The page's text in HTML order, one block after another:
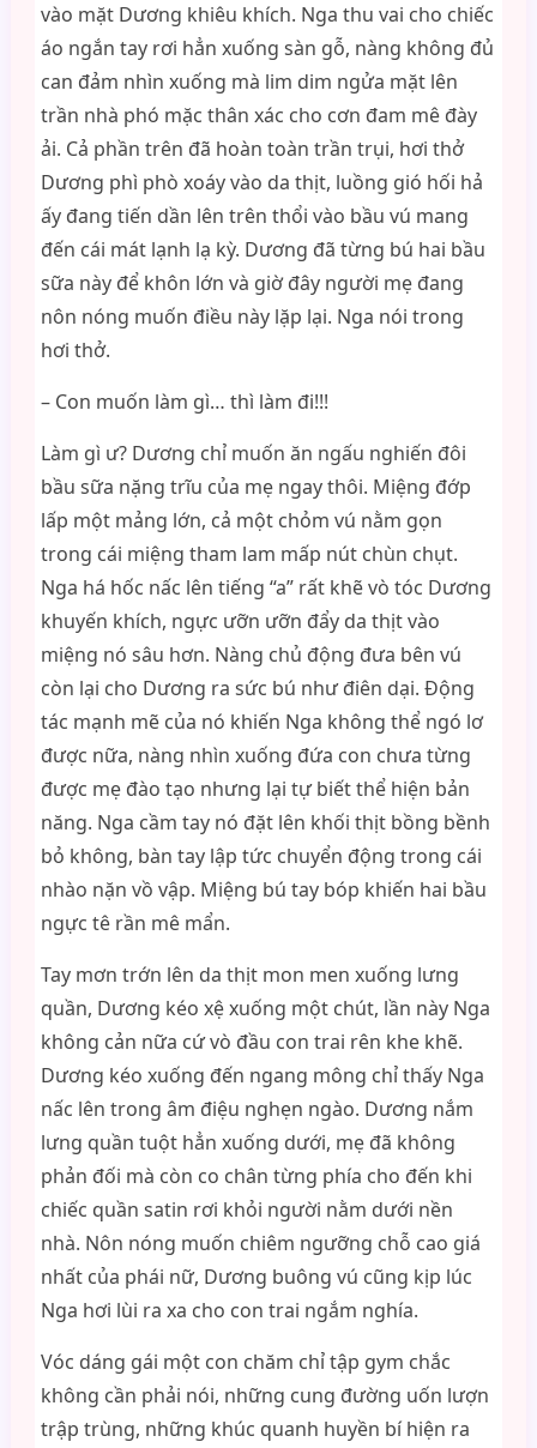
vào mặt Dương khiêu khích. Nga thu vai cho chiếc
áo ngắn tay rơi hẳn xuống sàn gỗ, nàng không đủ
can đảm nhìn xuống mà lim dim ngửa mặt lên
trần nhà phó mặc thân xác cho cơn đam mê đày
ải. Cả phần trên đã hoàn toàn trần trụi, hơi thở
Dương phì phò xoáy vào da thịt, luồng gió hối hả
ấy đang tiến dần lên trên thổi vào bầu vú mang
đến cái mát lạnh lạ kỳ. Dương đã từng bú hai bầu
sữa này để khôn lớn và giờ đây người mẹ đang
nôn nóng muốn điều này lặp lại. Nga nói trong
hơi thở.
– Con muốn làm gì… thì làm đi!!!
Làm gì ư? Dương chỉ muốn ăn ngấu nghiến đôi
bầu sữa nặng trĩu của mẹ ngay thôi. Miệng đớp
lấp một mảng lớn, cả một chỏm vú nằm gọn
trong cái miệng tham lam mấp nút chùn chụt.
Nga há hốc nấc lên tiếng “a” rất khẽ vò tóc Dương
khuyến khích, ngực ưỡn ưỡn đẩy da thịt vào
miệng nó sâu hơn. Nàng chủ động đưa bên vú
còn lại cho Dương ra sức bú như điên dại. Động
tác mạnh mẽ của nó khiến Nga không thể ngó lơ
được nữa, nàng nhìn xuống đứa con chưa từng
được mẹ đào tạo nhưng lại tự biết thể hiện bản
năng. Nga cầm tay nó đặt lên khối thịt bồng bềnh
bỏ không, bàn tay lập tức chuyển động trong cái
nhào nặn vồ vập. Miệng bú tay bóp khiến hai bầu
ngực tê rần mê mẩn.
Tay mơn trớn lên da thịt mon men xuống lưng
quần, Dương kéo xệ xuống một chút, lần này Nga
không cản nữa cứ vò đầu con trai rên khe khẽ.
Dương kéo xuống đến ngang mông chỉ thấy Nga
nấc lên trong âm điệu nghẹn ngào. Dương nắm
lưng quần tuột hẳn xuống dưới, mẹ đã không
phản đối mà còn co chân từng phía cho đến khi
chiếc quần satin rơi khỏi người nằm dưới nền
nhà. Nôn nóng muốn chiêm ngưỡng chỗ cao giá
nhất của phái nữ, Dương buông vú cũng kịp lúc
Nga hơi lùi ra xa cho con trai ngắm nghía.
Vóc dáng gái một con chăm chỉ tập gym chắc
không cần phải nói, những cung đường uốn lượn
trập trùng, những khúc quanh huyền bí hiện ra